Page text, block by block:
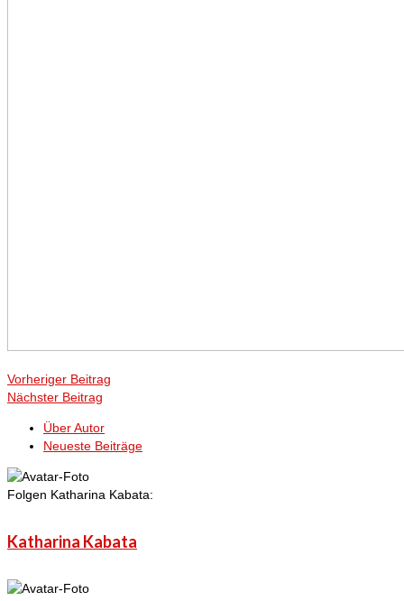
Vorheriger Beitrag
Nächster Beitrag
Über Autor
Neueste Beiträge
Folgen Katharina Kabata:
Katharina Kabata